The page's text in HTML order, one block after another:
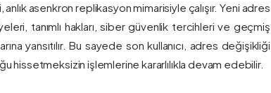
asenkron replikasyon mimarisiyle çalışır. Yeni adres
tanımlı hakları, siber güvenlik tercihleri ve geçmiş
yansıtılır. Bu sayede son kullanıcı, adres değişikliği
hissetmeksizin işlemlerine kararlılıkla devam edebilir.